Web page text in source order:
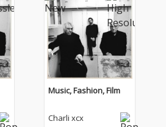
Music, Fashion, Film
Charli xcx